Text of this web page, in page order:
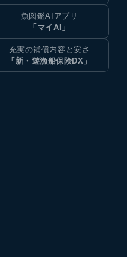
魚図鑑AIアプリ
「マイAI」
充実の補償内容と安さ
「新・遊漁船保険DX」